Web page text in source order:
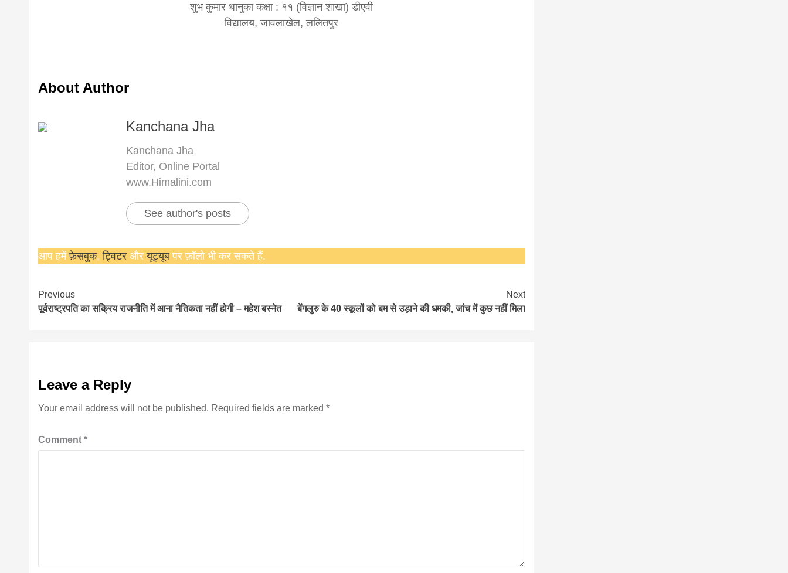
शुभ कुमार धानुका कक्षा : ११ (विज्ञान शाखा) डीएवी
विद्यालय, जावलाखेल, ललितपुर
About Author
Kanchana Jha
Kanchana Jha
Editor, Online Portal
www.Himalini.com
See author's posts
आप हमेंफ़ेसबुक,ट्विटरऔरयूट्यूब पर फ़ॉलो भी कर सकते हैं.
Continue
Reading
Previous
पूर्वराष्ट्रपति का सक्रिय राजनीति में आना नैतिकता नहीं होगी – महेश बस्नेत
Next
बेंगलुरु के 40 स्कूलों को बम से उड़ाने की धमकी, जांच में कुछ नहीं मिला
Leave a Reply
Your email address will not be published. Required fields are marked*
Comment*